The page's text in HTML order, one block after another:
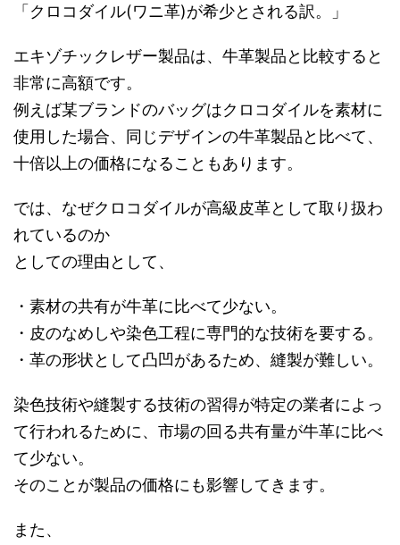
「クロコダイル(ワニ革)が希少とされる訳。」
エキゾチックレザー製品は、牛革製品と比較すると
非常に高額です。
例えば某ブランドのバッグはクロコダイルを素材に
使用した場合、同じデザインの牛革製品と比べて、
十倍以上の価格になることもあります。
では、なぜクロコダイルが高級皮革として取り扱わ
れているのか
としての理由として、
・素材の共有が牛革に比べて少ない。
・皮のなめしや染色工程に専門的な技術を要する。
・革の形状として凸凹があるため、縫製が難しい。
染色技術や縫製する技術の習得が特定の業者によっ
て行われるために、市場の回る共有量が牛革に比べ
て少ない。
そのことが製品の価格にも影響してきます。
また、